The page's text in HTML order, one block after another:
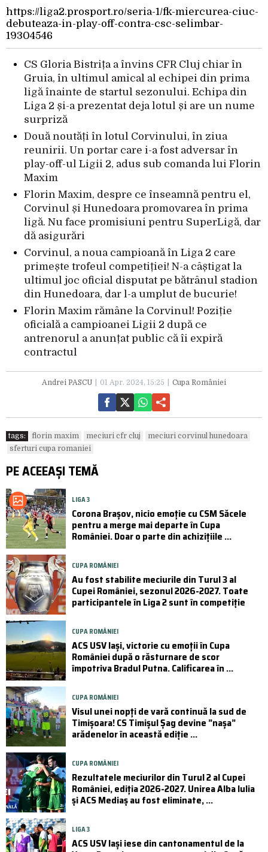
https://liga2.prosport.ro/seria-1/fk-miercurea-ciuc-
debuteaza-in-play-off-contra-csc-selimbar-
19304546
CS Gloria Bistrița a învins CFR Cluj chiar în
Gruia, în ultimul amical al echipei din prima
ligă înainte de startul sezonului. Echipa din
Liga 2 și-a prezentat deja lotul și are un nume
surpriză
Două noutăți în lotul Corvinului, în ziua
reunirii. Un portar care i-a fost adversar în
play-off-ul Ligii 2, adus sub comanda lui Florin
Maxim
Florin Maxim, despre ce înseamnă pentru el,
Corvinul și Hunedoara promovarea în prima
ligă. Nu face promisiuni pentru SuperLigă, dar
dă asigurări
Corvinul, a noua campioană în Liga 2 care
primește trofeul competiției! N-a câștigat la
ultimul joc oficial disputat pe bătrânul stadion
din Hunedoara, dar l-a umplut de bucurie!
Florin Maxim rămâne la Corvinul! Poziție
oficială a campioanei Ligii 2 după ce
antrenorul a anunțat public că îi expiră
contractul
Andrei PASCU 01 Apr. 2024, 15:25 Cupa României
tags: florin maxim meciuri cfr cluj
meciuri corvinul hunedoara
sferturi cupa romaniei
PE ACEEAȘI TEMĂ
LIGA 3
Corona Brașov, nicio emoție cu CSM Săcele
pentru a merge mai departe în Cupa
României. Doar o parte din achizițiile ...
CUPA ROMÂNIEI
Au fost stabilite meciurile din Turul 3 al
Cupei României, sezonul 2026-2027. Toate
participantele în Liga 2 sunt în competiție
CUPA ROMÂNIEI
ACS USV Iași, victorie cu emoții în Cupa
României după o răsturnare de scor
împotriva Bradul Putna. Calificarea în ...
CUPA ROMÂNIEI
Visul unei nopți de vară continuă la sud de
Timișoara! CS Timișul Șag devine ”nașa”
arădenelor în această ediție ...
CUPA ROMÂNIEI
Rezultatele meciurilor din Turul 2 al Cupei
României, ediția 2026-2027. Unirea Alba Iulia
și ACS Mediaș au fost eliminate, ...
LIGA 3
ACS USV Iași iese din cantonamentul de la